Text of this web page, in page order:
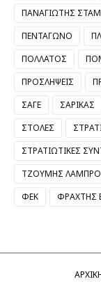
ΠΑΝΑΓΙΩΤΗΣ
ΠΕΝΤΑΓΩΝΟ
ΠΟΛΛΑΤΟΣ
ΠΡΟΣΛΗΨΕΙΣ
ΣΑΓΕ
ΣΑΡΙΚΑΣ
ΣΤΟΛΕΣ
ΣΤΡΑΤΙΩΤΙΚΕΣ
ΤΖΟΥΜΗΣ
ΦΕΚ
ΦΡΑΧΤΗΣ